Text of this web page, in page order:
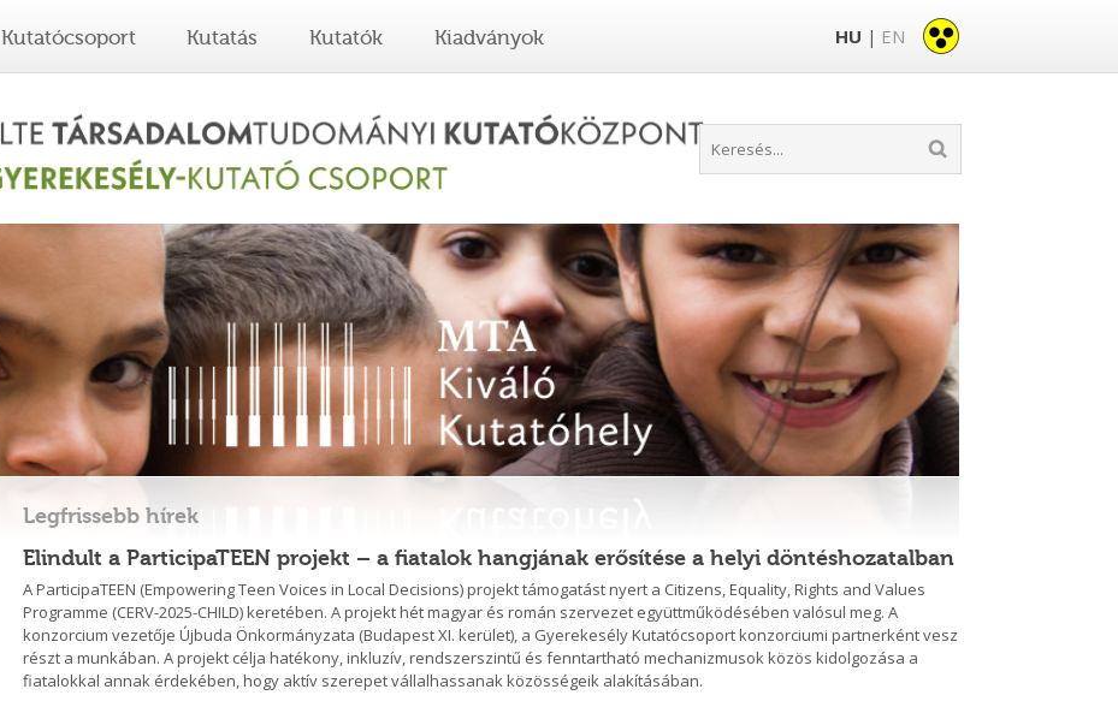
Kutatócsoport Kutatás Kutatók Kiadványok HU | EN
Legfrissebb hírek
Elindult a ParticipaTEEN projekt – a fiatalok hangjának erősítése a helyi döntéshozatalban
A ParticipaTEEN (Empowering Teen Voices in Local Decisions) projekt támogatást nyert a Citizens, Equality, Rights and Values
Programme (CERV-2025-CHILD) keretében. A projekt hét magyar és román szervezet együttműködésében valósul meg. A
konzorcium vezetője Újbuda Önkormányzata (Budapest XI. kerület), a Gyerekesély Kutatócsoport konzorciumi partnerként vesz
részt a munkában. A projekt célja hatékony, inkluzív, rendszerszintű és fenntartható mechanizmusok közös kidolgozása a
fiatalokkal annak érdekében, hogy aktív szerepet vállalhassanak közösségeik alakításában.